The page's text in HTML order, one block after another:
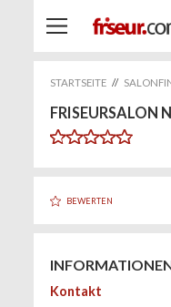
STARTSEITE //
FRISEURSALON
BEWERTEN
Kontakt